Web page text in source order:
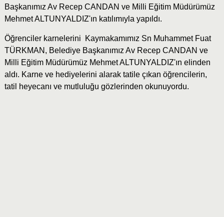
Başkanımız Av Recep CANDAN ve Milli Eğitim Müdürümüz
Mehmet ALTUNYALDIZ'ın katılımıyla yapıldı.
Öğrenciler karnelerini Kaymakamımız Sn Muhammet Fuat
TÜRKMAN, Belediye Başkanımız Av Recep CANDAN ve
Milli Eğitim Müdürümüz Mehmet ALTUNYALDIZ'ın elinden
aldı. Karne ve hediyelerini alarak tatile çıkan öğrencilerin,
tatil heyecanı ve mutluluğu gözlerinden okunuyordu.